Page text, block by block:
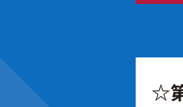
☆